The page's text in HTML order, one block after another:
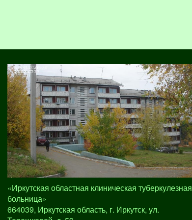
«Иркутская областная клиническая туберкулезная
больница»
664039, Иркутская область, г. Иркутск, ул.